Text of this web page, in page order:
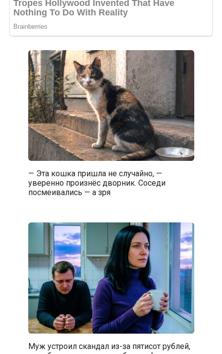
— Эта кошка пришла не случайно, —
уверенно произнёс дворник. Соседи
посмеивались — а зря
Муж устроил скандал из-за пятисот рублей,